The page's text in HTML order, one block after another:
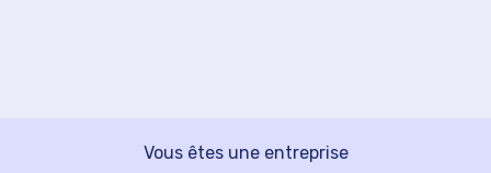
Vous êtes une entreprise